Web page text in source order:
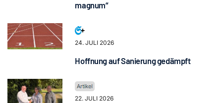
magnum“
24. JULI 2026
Hoffnung auf Sanierung gedämpft
22. JULI 2026